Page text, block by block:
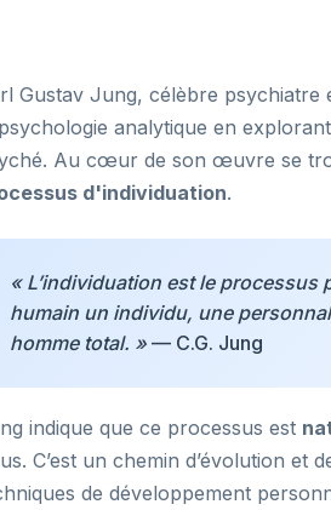
Gustav Jung, célèbre psychiatre
analytique en
Au cœur de son œuvre se
d'individuation.
« L’individuation est le processus
humain un individu, une
homme total. » — C.G. Jung
indique que ce processus est
C’est un chemin d’évolution et
de développement